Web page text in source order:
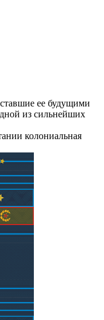
ее будущими
из сильнейших
колониальная